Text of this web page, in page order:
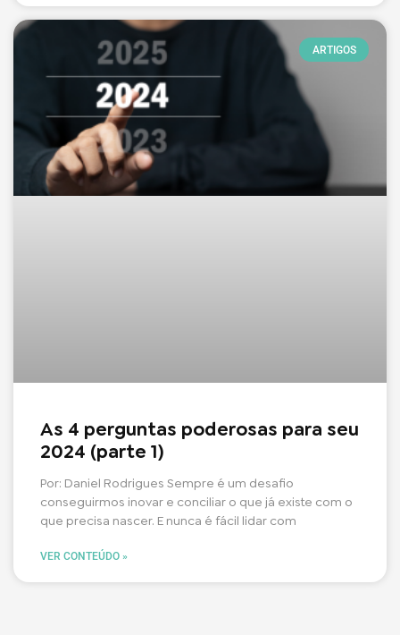
ARTIGOS
As 4 perguntas poderosas para seu
2024 (parte 1)
Por: Daniel Rodrigues Sempre é um desafio
conseguirmos inovar e conciliar o que já existe com o
que precisa nascer. E nunca é fácil lidar com
VER CONTEÚDO »